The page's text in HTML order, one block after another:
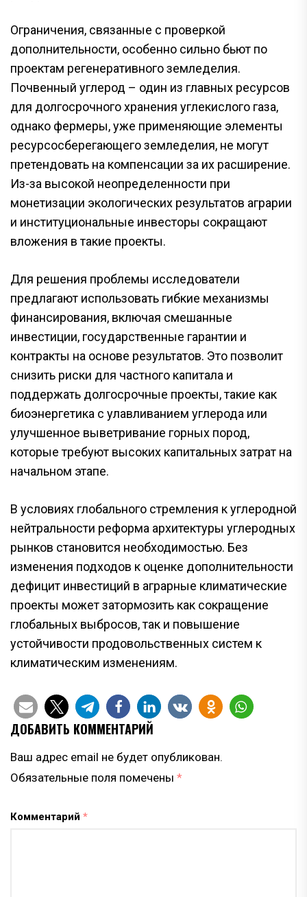
Ограничения, связанные с проверкой
дополнительности, особенно сильно бьют по
проектам регенеративного земледелия.
Почвенный углерод – один из главных ресурсов
для долгосрочного хранения углекислого газа,
однако фермеры, уже применяющие элементы
ресурсосберегающего земледелия, не могут
претендовать на компенсации за их расширение.
Из-за высокой неопределенности при
монетизации экологических результатов аграрии
и институциональные инвесторы сокращают
вложения в такие проекты.
Для решения проблемы исследователи
предлагают использовать гибкие механизмы
финансирования, включая смешанные
инвестиции, государственные гарантии и
контракты на основе результатов. Это позволит
снизить риски для частного капитала и
поддержать долгосрочные проекты, такие как
биоэнергетика с улавливанием углерода или
улучшенное выветривание горных пород,
которые требуют высоких капитальных затрат на
начальном этапе.
В условиях глобального стремления к углеродной
нейтральности реформа архитектуры углеродных
рынков становится необходимостью. Без
изменения подходов к оценке дополнительности
дефицит инвестиций в аграрные климатические
проекты может затормозить как сокращение
глобальных выбросов, так и повышение
устойчивости продовольственных систем к
климатическим изменениям.
ДОБАВИТЬ КОММЕНТАРИЙ
Ваш адрес email не будет опубликован.
Обязательные поля помечены *
Комментарий *